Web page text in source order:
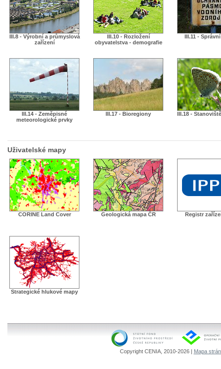
III.8 - Výrobní a průmyslová
zařízení
III.10 - Rozložení
obyvatelstva - demografie
III.11 -
III.14 - Zeměpisné
meteorologické prvky
III.17 - Bioregiony III.18 -
Uživatelské mapy
CORINE Land Cover Geologická mapa ČR Registr
Strategické hlukové mapy
Copyright CENIA, 2010-2026 | Mapa